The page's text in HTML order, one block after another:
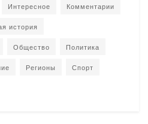
Интересное Комментарии
история
Общество Политика
Регионы Спорт